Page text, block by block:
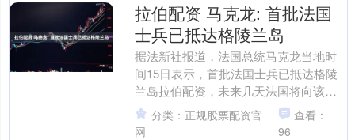
拉伯配资 马克龙: 首批法国
士兵已抵达格陵兰岛
据法新社报道，法国总统马克龙当地时
间15日表示，首批法国士兵已抵达格陵
兰岛拉伯配资，未来几天法国将向该地
区增派更多陆海空力量。 当天，马克龙
在对法国军队发表新年....
分类：正规股票配资官
网
查看：
96